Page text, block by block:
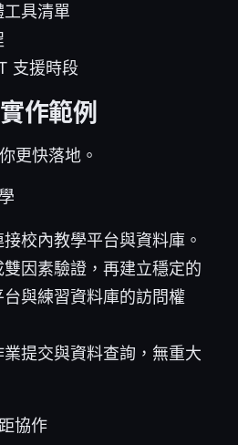
工具清單
支援時段
作範例
更快落地。
校內教學平台與資料庫。
因素驗證，再建立穩定的
與練習資料庫的訪問權
提交與資料查詢，無重大
協作